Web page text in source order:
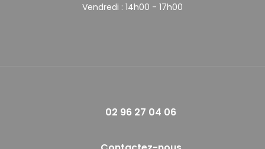
Vendredi : 14h00 - 17h00
02 96 27 04 06